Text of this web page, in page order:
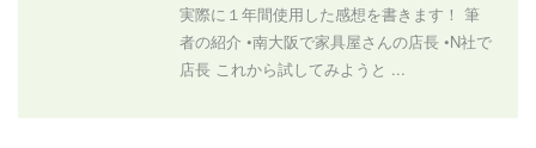
実際に１年間使用した感想を書きます！ 筆
者の紹介 •南大阪で家具屋さんの店長 •N社で
店長 これから試してみようと ...